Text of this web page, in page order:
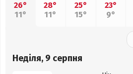
26°
11°
28°
11°
25°
15°
23°
9°
Неділя, 9 серпня